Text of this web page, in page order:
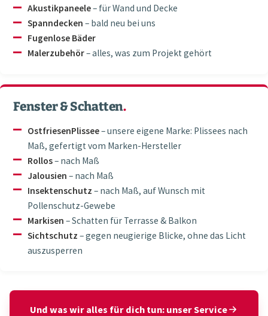
Akustikpaneele– für Wand und Decke
Spanndecken – bald neu bei uns
Fugenlose Bäder
Malerzubehör– alles, was zum Projekt gehört
Fenster & Schatten.
OstfriesenPlissee– unsere eigene Marke: Plissees nach
Maß, gefertigt vom Marken-Hersteller
Rollos– nach Maß
Jalousien – nach Maß
Insektenschutz – nach Maß, auf Wunsch mit
Pollenschutz-Gewebe
Markisen – Schatten für Terrasse & Balkon
Sichtschutz – gegen neugierige Blicke, ohne das Licht
auszusperren
Und was wir alles für dich tun: unser Service